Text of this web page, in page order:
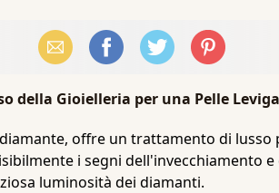
Email FacebookX (Twitter)Pinterest
della Gioielleria per una Pelle
offre un trattamento di lusso
i segni dell'invecchiamento
luminosità dei diamanti.